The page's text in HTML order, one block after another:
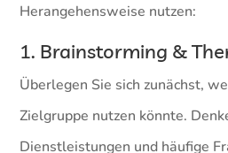
Herangehensweise nutzen:
1. Brainstorming &
Überlegen Sie sich zunächst,
Zielgruppe nutzen könnte.
Dienstleistungen und häufige